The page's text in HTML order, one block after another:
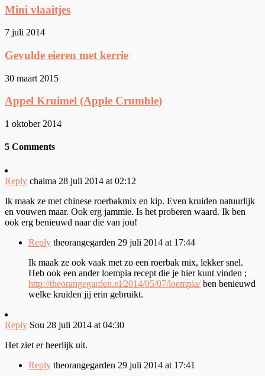
Mini vlaaitjes
7 juli 2014
Gevulde eieren met kerrie
30 maart 2015
Appel Kruimel (Apple Crumble)
1 oktober 2014
5 Comments
Reply chaima 28 juli 2014 at 02:12
Ik maak ze met chinese roerbakmix en kip. Even kruiden natuurlijk
en vouwen maar. Ook erg jammie. Is het proberen waard. Ik ben
ook erg benieuwd naar die van jou!
Reply theorangegarden 29 juli 2014 at 17:44
Ik maak ze ook vaak met zo een roerbak mix, lekker snel.
Heb ook een ander loempia recept die je hier kunt vinden ;
http://theorangegarden.nl/2014/05/07/loempia/ben benieuwd
welke kruiden jij erin gebruikt.
Reply Sou 28 juli 2014 at 04:30
Het ziet er heerlijk uit.
Reply theorangegarden 29 juli 2014 at 17:41